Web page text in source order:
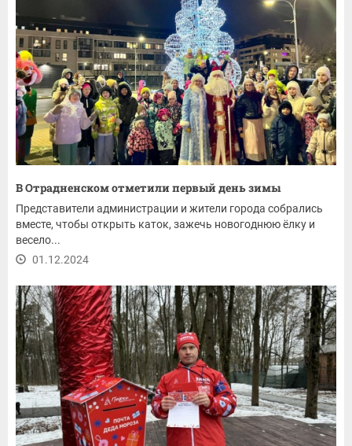
В Отрадненском отметили первый день зимы
Представители администрации и жители города собрались
вместе, чтобы открыть каток, зажечь новогоднюю ёлку и
весело...
01.12.2024